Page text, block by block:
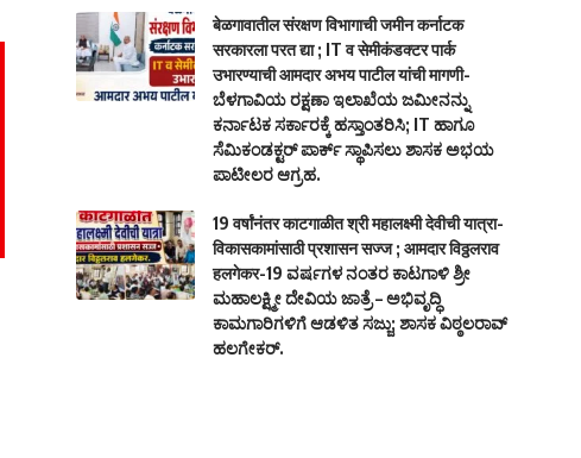
बेळगावातील संरक्षण विभागाची जमीन कर्नाटक
सरकारला परत द्या ; IT व सेमीकंडक्टर पार्क
उभारण्याची आमदार अभय पाटील यांची मागणी-
ಬೆಳಗಾವಿಯ ರಕ್ಷಣಾ ಇಲಾಖೆಯ ಜಮೀನನ್ನು
ಕರ್ನಾಟಕ ಸರ್ಕಾರಕ್ಕೆ ಹಸ್ತಾಂತರಿಸಿ; IT ಹಾಗೂ
ಸೆಮಿಕಂಡಕ್ಟರ್ ಪಾರ್ಕ್ ಸ್ಥಾಪಿಸಲು ಶಾಸಕ ಅಭಯ
ಪಾಟೀಲರ ಆಗ್ರಹ.
19 वर्षांनंतर काटगाळीत श्री महालक्ष्मी देवीची यात्रा-
विकासकामांसाठी प्रशासन सज्ज ; आमदार विठ्ठलराव
हलगेकर-19 ವರ್ಷಗಳ ನಂತರ ಕಾಟಗಾಳಿ ಶ್ರೀ
ಮಹಾಲಕ್ಷ್ಮೀ ದೇವಿಯ ಜಾತ್ರೆ – ಅಭಿವೃದ್ಧಿ
ಕಾಮಗಾರಿಗಳಿಗೆ ಆಡಳಿತ ಸಜ್ಜು; ಶಾಸಕ ವಿಠ್ಠಲರಾವ್
ಹಲಗೇಕರ್.